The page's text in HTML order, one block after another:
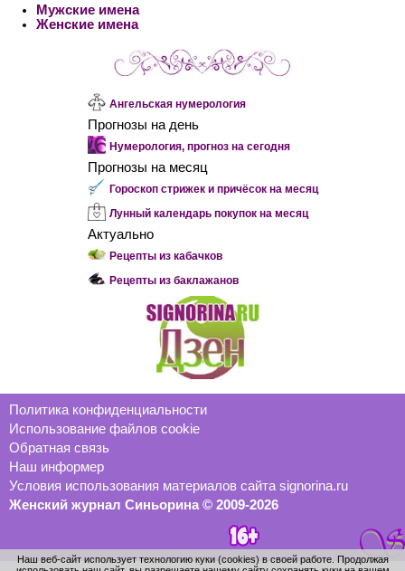
Мужские имена
Женские имена
Ангельская нумерология
Прогнозы на день
Нумерология, прогноз на сегодня
Прогнозы на месяц
Гороскоп стрижек и причёсок на месяц
Лунный календарь покупок на месяц
Актуально
Рецепты из кабачков
Рецепты из баклажанов
Политика конфиденциальности
Использование файлов cookie
Обратная связь
Наш информер
Условия использования материалов сайта signorina.ru
Женский журнал Синьорина © 2009-2026
Наш веб-сайт использует технологию куки (cookies) в своей работе. Продолжая